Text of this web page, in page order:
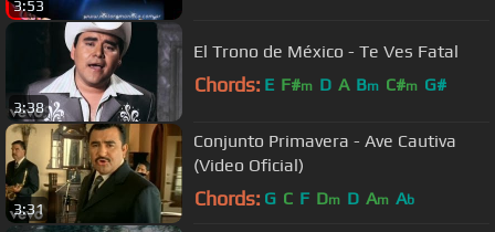
3:53
3:38
El Trono de México - Te Ves Fatal
Chords: E F#m D A Bm C#m G#
3:31
Conjunto Primavera - Ave Cautiva
(Video Oficial)
Chords: G C F Dm D Am Ab